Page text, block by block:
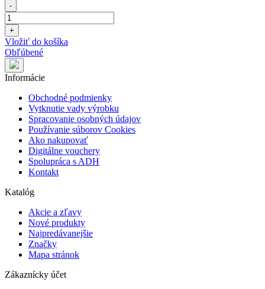
-
+
Vložiť do košíka
Obľúbené
Informácie
Obchodné podmienky
Vytknutie vady výrobku
Spracovanie osobných údajov
Používanie súborov Cookies
Ako nakupovať
Digitálne vouchery
Spolupráca s ADH
Kontakt
Katalóg
Akcie a zľavy
Nové produkty
Najpredávanejšie
Značky
Mapa stránok
Zákaznícky účet